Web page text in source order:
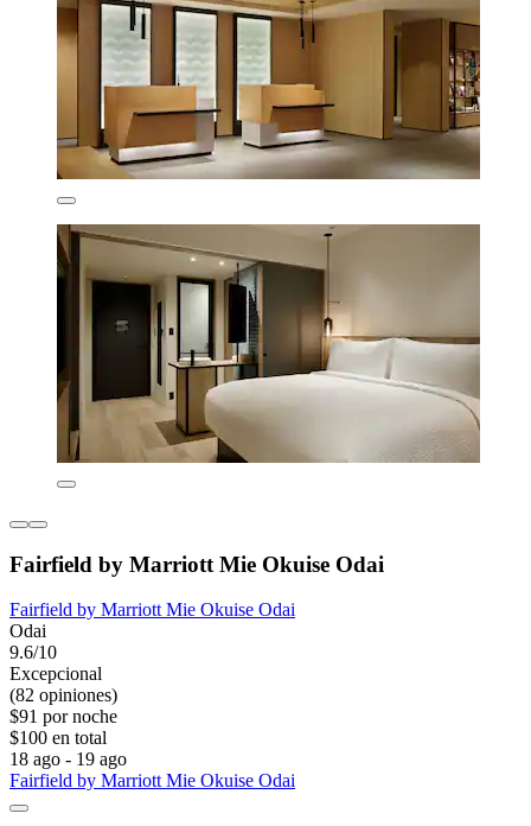
Fairfield by Marriott Mie Okuise Odai
Fairfield by Marriott Mie Okuise Odai
Odai
9.6/10
Excepcional
(82 opiniones)
$91 por noche
$100 en total
18 ago - 19 ago
Fairfield by Marriott Mie Okuise Odai